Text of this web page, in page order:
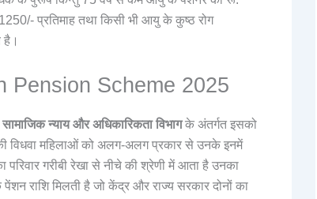
प्रतिमाह तथा किसी भी आयु के कुष्ठ रोग
Pension Scheme 2025
सामाजिक न्याय और अधिकारिकता विभागके अंतर्गत इसको
विधवा महिलाओं को अलग-अलग प्रकार से उनके इनमें
परिवार गरीबी रेखा से नीचे की श्रेणी में आता है उनका
राशि मिलती है जो केंद्र और राज्य सरकार दोनों का